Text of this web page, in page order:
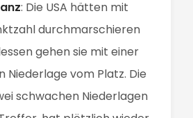
: Die USA hätten mit
durchmarschieren
gehen sie mit einer
vom Platz. Die
schwachen Niederlagen